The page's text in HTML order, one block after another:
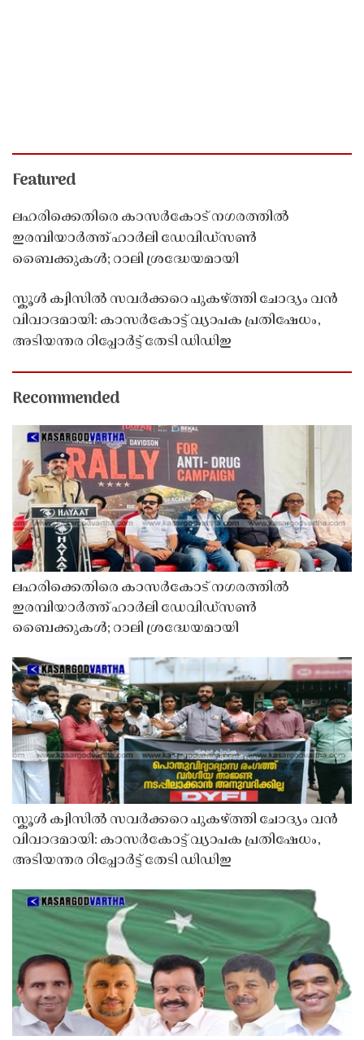
Featured
ലഹരിക്കെതിരെ കാസർകോട് നഗരത്തിൽ
ഇരമ്പിയാർത്ത് ഹാർലി ഡേവിഡ്‌സൺ
ബൈക്കുകൾ; റാലി ശ്രദ്ധേയമായി
സ്കൂൾ ക്വിസിൽ സവർക്കറെ പുകഴ്ത്തി ചോദ്യം വൻ
വിവാദമായി: കാസർകോട്ട് വ്യാപക പ്രതിഷേധം,
അടിയന്തര റിപ്പോർട്ട് തേടി ഡിഡിഇ
Recommended
ലഹരിക്കെതിരെ കാസർകോട് നഗരത്തിൽ
ഇരമ്പിയാർത്ത് ഹാർലി ഡേവിഡ്‌സൺ
ബൈക്കുകൾ; റാലി ശ്രദ്ധേയമായി
സ്കൂൾ ക്വിസിൽ സവർക്കറെ പുകഴ്ത്തി ചോദ്യം വൻ
വിവാദമായി: കാസർകോട്ട് വ്യാപക പ്രതിഷേധം,
അടിയന്തര റിപ്പോർട്ട് തേടി ഡിഡിഇ